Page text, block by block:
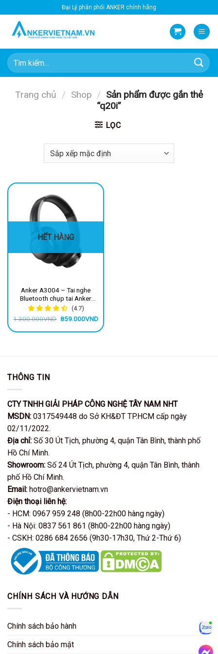
qua
Đại Lý phân phối ANKER chính hãng
Tìm
kiếm:
Trang chủ / Shop / Sản phẩm được gắn thẻ
“q20i”
LỌC
HẾT HÀNG
Anker A3004 – Tai nghe
Bluetooth chụp tai Anker
soundcore Q20i
(4.7)
1.300.000VND Giá
là:
859.000VNDGiá
hiện
tại
THÔNG TIN
CTY TNHH GIẢI PHÁP CÔNG NGHỆ TÂY NAM NHT
MSDN: 0317549448 do Sở KH&ĐT TP.HCM cấp ngày
02/11/2022.
Địa chỉ: Số 30 Út Tịch, phường 4, quận Tân Bình, thành phố
Hồ Chí Minh.
Showroom: Số 24 Út Tịch, phường 4, quận Tân Bình, thành
phố Hồ Chí Minh.
Email: hotro@ankervietnam.vn
Điện thoại liên hệ:
- HCM: 0967 959 248 (8h00-22h00 hàng ngày)
- Hà Nội: 0837 561 861 (8h00-22h00 hàng ngày)
- CSKH: 0286 684 2656 (9h30-17h30, Thứ 2-Thứ 6)
CHÍNH SÁCH VÀ HƯỚNG DẪN
Chính sách bảo hành
Chính sách bảo mật